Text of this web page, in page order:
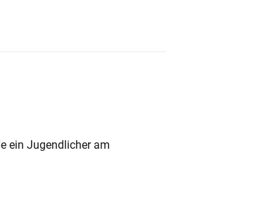
ein Jugendlicher am